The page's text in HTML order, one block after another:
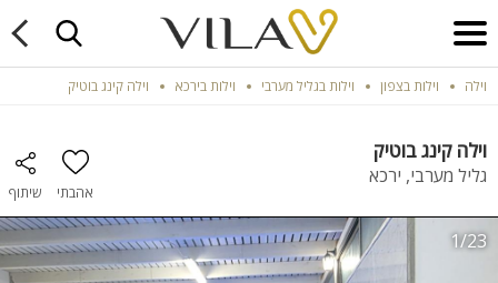
וילה וילות בצפון וילות בגליל מערבי וילות בירכא וילה קינג בוטיק
וילה קינג בוטיק
גליל מערבי, ירכא
אהבתי שיתוף
1/23